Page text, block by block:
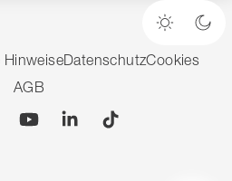
Heller
HinweiseDatenschutzCookies
AGB
FacebookYouTubeLinkedin